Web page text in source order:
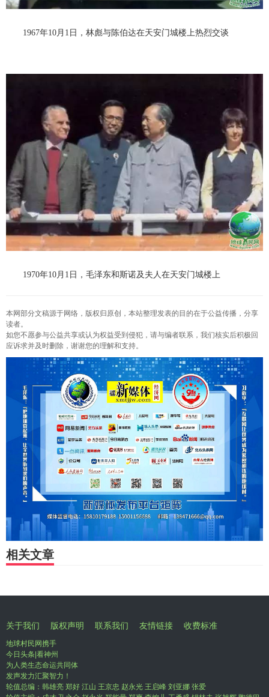
1967年10月1日，林彪与陈伯达在天安门城楼上热烈交谈
1970年10月1日，毛泽东和斯诺及夫人在天安门城楼上
本网部分文稿源于网络，版权归原创，本站整理发表的目的在于公益传播，分享
读者。
如您不愿参与公益共享或认为权益受到侵犯，请与编者联系，我们核实后积极回
应诉求并及时删除，谢谢您的理解和支持。
相关文章
关于我们 版权声明 联系我们 友情链接 收费标准
地球村民网携手
今日头条|看神州
为人类生态命运共同体
发声发力汇聚智力！
轮值总编：韩雄亮 郑好 江山 王京忠 赵永光 王启峰 刘亚娜 张爱